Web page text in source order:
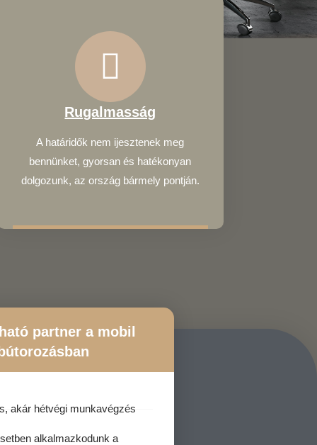
Rugalmasság
A határidők nem ijesztenek meg
bennünket, gyorsan és hatékonyan
dolgozunk, az ország bármely pontján.
partner a mobil
akár hétvégi munkavégzés
alkalmazkodunk a